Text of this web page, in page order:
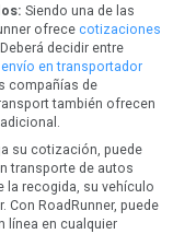
Siendo una de las
ofrece cotizaciones
Deberá decidir entre
envío en transportador
compañías de
también ofrecen
su cotización, puede
transporte de autos
la recogida, su vehículo
Con RoadRunner, puede
línea en cualquier